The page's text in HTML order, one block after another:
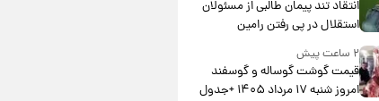
انتقاد تند پیمان طالبی از مسئولان
استقلال در پی رفتن رامین
۲ ساعت پیش
قیمت گوشت گوساله و گوسفند
امروز شنبه ۱۷ مرداد ۱۴۰۵ +جدول